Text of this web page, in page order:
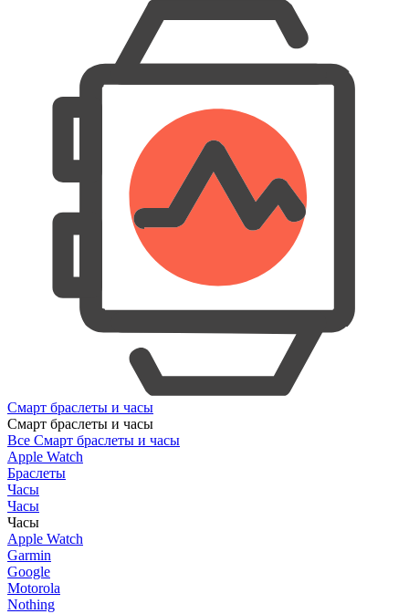
Смарт браслеты и часы
Смарт браслеты и часы
Все Смарт браслеты и часы
Apple Watch
Браслеты
Часы
Часы
Часы
Apple Watch
Garmin
Google
Motorola
Nothing